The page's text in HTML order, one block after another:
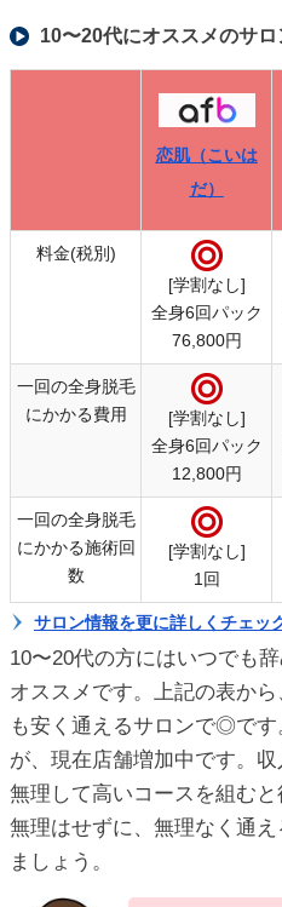
10〜20代にオススメのサ
恋肌（こいは
だ）
料金(税別)
[学割なし]
全身6回パック
76,800円
一回の全身脱毛
にかかる費用
[学割なし]
全身6回パック
12,800円
一回の全身脱毛
にかかる施術回
数
[学割なし]
1回
サロン情報を更に詳しくチェッ
10〜20代の方にはいつでも
オススメです。上記の表か
も安く通えるサロンで◎で
が、現在店舗増加中です。
無理して高いコースを組むと
無理はせずに、無理なく通
ましょう。